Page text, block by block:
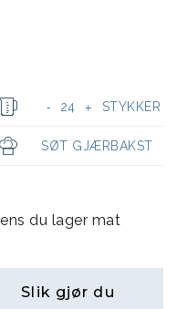
- 24 + STYKKER
SØT GJÆRBAKST
du lager mat
Slik gjør du